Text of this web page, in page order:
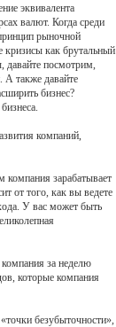
эквивалента
валют. Когда среди
рыночной
кризисы как брутальный
давайте посмотрим,
А также давайте
бизнес?
компаний,
компания зарабатывает
от того, как вы ведете
У вас может быть
за неделю
которые компания
безубыточности»,